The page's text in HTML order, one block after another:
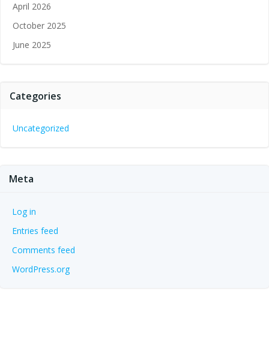
April 2026
October 2025
June 2025
Categories
Uncategorized
Meta
Log in
Entries feed
Comments feed
WordPress.org